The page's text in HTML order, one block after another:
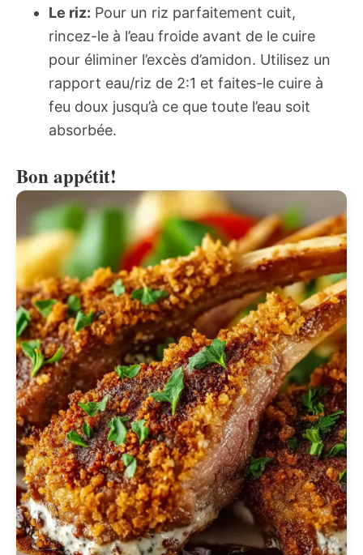
Le riz: Pour un riz parfaitement cuit,
rincez-le à l’eau froide avant de le cuire
pour éliminer l’excès d’amidon. Utilisez un
rapport eau/riz de 2:1 et faites-le cuire à
feu doux jusqu’à ce que toute l’eau soit
absorbée.
Bon appétit!